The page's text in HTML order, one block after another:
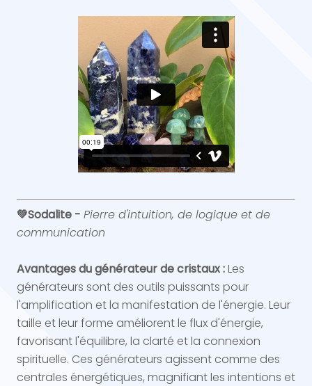
💚Sodalite - Pierre d'intuition, de logique et de
communication
Avantages du générateur de cristaux :Les
générateurs sont des outils puissants pour
l'amplification et la manifestation de l'énergie. Leur
taille et leur forme améliorent le flux d'énergie,
favorisant l'équilibre, la clarté et la connexion
spirituelle. Ces générateurs agissent comme des
centrales énergétiques, magnifiant les intentions et